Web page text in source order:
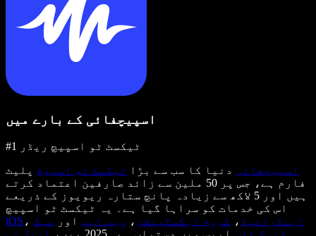
اسپیچفائی کے بارے میں
#1 ٹیکسٹ ٹو اسپیچ ریڈر
اسپیچفائی دنیا کا سب سے بڑا ٹیکسٹ ٹو اسپیچ پلیٹ
فارم ہے، جس پر 50 ملین سے زائد صارفین اعتماد کرتے
ہیں اور 5 لاکھ سے زیادہ پانچ ستارہ ریویوز کے ذریعے
اس کی خدمات کو سراہا گیا ہے۔ یہ ٹیکسٹ ٹو اسپیچ
iOS ، اینڈرائیڈ ، کروم ایکسٹینشن ، ویب ایپ اور
میک